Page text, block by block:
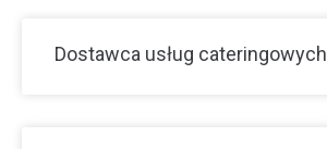
Dostawca usług cateringowych